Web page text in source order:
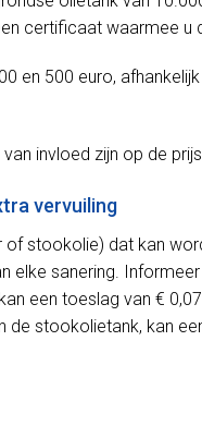
certificaat waarmee u
en 500 euro,
invloed zijn op de
vervuiling
of stookolie) dat kan
elke sanering.
een toeslag van €
de stookolietank, kan